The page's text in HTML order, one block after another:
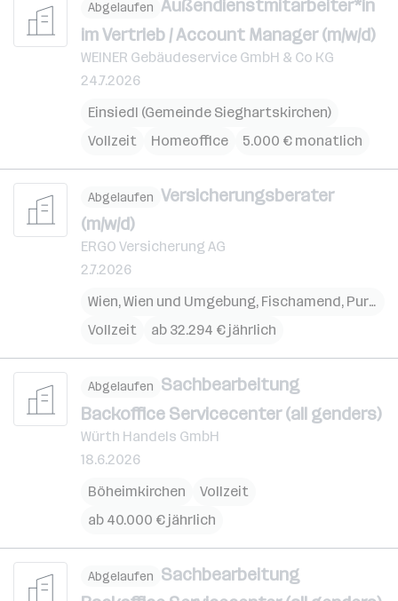
Abgelaufen Außendienstmitarbeiter*in
im Vertrieb / Account Manager (m/w/d)
WEINER Gebäudeservice GmbH & Co KG
24.7.2026
Einsiedl (Gemeinde Sieghartskirchen)
Vollzeit
Homeoffice 5.000 € monatlich
Abgelaufen Versicherungsberater
(m/w/d)
ERGO Versicherung AG
2.7.2026
Wien,Wien und Umgebung, Fischamend, Purkersdorf
Vollzeit
ab 32.294 € jährlich
Abgelaufen Sachbearbeitung
Backoffice Servicecenter (all genders)
Würth Handels GmbH
18.6.2026
Böheimkirchen
Vollzeit
ab 40.000 € jährlich
Abgelaufen Sachbearbeitung